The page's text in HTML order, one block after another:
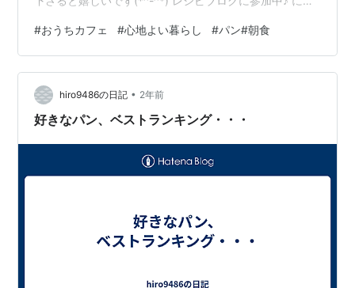
#おうちカフェ #心地よい暮らし #パン#朝食
hiro9486の日記 • 2年前
好きなパン、ベストランキング・・・